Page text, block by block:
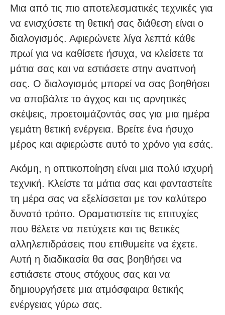
Μια από τις πιο αποτελεσματικές τεχνικές για
να ενισχύσετε τη θετική σας διάθεση είναι ο
διαλογισμός. Αφιερώνετε λίγα λεπτά κάθε
πρωί για να καθίσετε ήσυχα, να κλείσετε τα
μάτια σας και να εστιάσετε στην αναπνοή
σας. Ο διαλογισμός μπορεί να σας βοηθήσει
να αποβάλτε το άγχος και τις αρνητικές
σκέψεις, προετοιμάζοντάς σας για μια ημέρα
γεμάτη θετική ενέργεια. Βρείτε ένα ήσυχο
μέρος και αφιερώστε αυτό το χρόνο για εσάς.
Ακόμη, η οπτικοποίηση είναι μια πολύ ισχυρή
τεχνική. Κλείστε τα μάτια σας και φανταστείτε
τη μέρα σας να εξελίσσεται με τον καλύτερο
δυνατό τρόπο. Οραματιστείτε τις επιτυχίες
που θέλετε να πετύχετε και τις θετικές
αλληλεπιδράσεις που επιθυμείτε να έχετε.
Αυτή η διαδικασία θα σας βοηθήσει να
εστιάσετε στους στόχους σας και να
δημιουργήσετε μια ατμόσφαιρα θετικής
ενέργειας γύρω σας.